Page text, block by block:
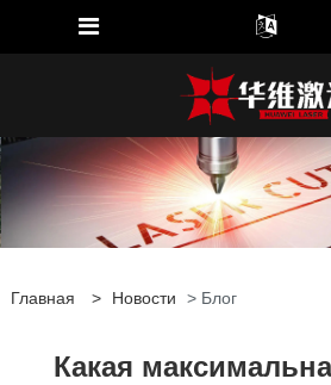
Главная > Новости > Блог
Какая